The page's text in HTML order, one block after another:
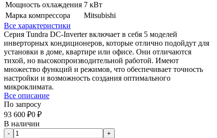
Мощность охлаждения 7 кВт
Марка компрессора
Mitsubishi
Все характеристики
Серия Tundra DC-Inverter включает в себя 5 моделей
инверторных кондиционеров, которые отлично подойдут для
установки в доме, квартире или офисе. Они отличаются
тихой, но высокопроизводительной работой. Имеют
множество функций и режимов, что обеспечивает точность
настройки и возможность создания оптимального
микроклимата.
Все описание
По запросу
93 600 ₽0 ₽
В наличии
-
+